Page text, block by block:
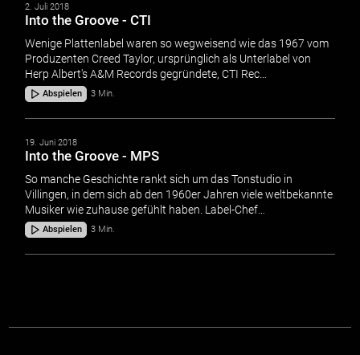
2. Juli 2018
Into the Groove - CTI
Wenige Plattenlabel waren so wegweisend wie das 1967 vom
Produzenten Creed Taylor, ursprünglich als Unterlabel von
Herp Albert's A&M Records gegründete, CTI Rec…
Abspielen 3 Min.
19. Juni 2018
Into the Groove - MPS
So manche Geschichte rankt sich um das Tonstudio in
Villingen, in dem sich ab den 1960er Jahren viele weltbekannte
Musiker wie zuhause gefühlt haben. Label-Chef…
Abspielen 3 Min.